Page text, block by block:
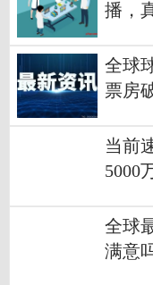
播，
全球
票房
当前
5000
全球
满意